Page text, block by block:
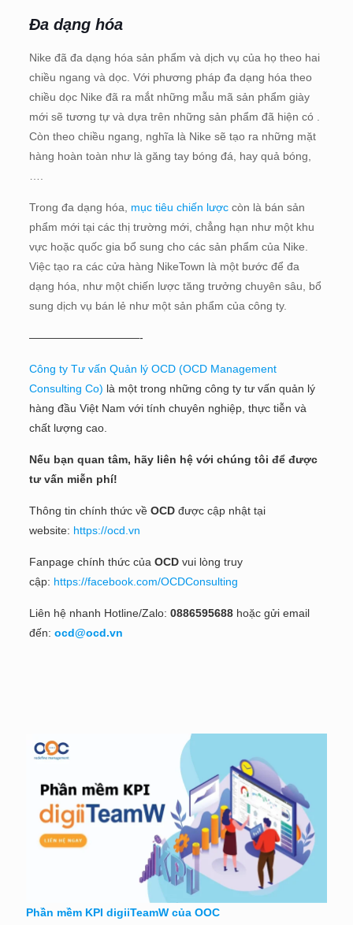
Đa dạng hóa
Nike đã đa dạng hóa sản phẩm và dịch vụ của họ theo hai
chiều ngang và dọc. Với phương pháp đa dạng hóa theo
chiều dọc Nike đã ra mắt những mẫu mã sản phẩm giày
mới sẽ tương tự và dựa trên những sản phẩm đã hiện có .
Còn theo chiều ngang, nghĩa là Nike sẽ tạo ra những mặt
hàng hoàn toàn như là găng tay bóng đá, hay quả bóng,
Trong đa dạng hóa, mục tiêu chiến lượccòn là bán sản
phẩm mới tại các thị trường mới, chẳng hạn như một khu
vực hoặc quốc gia bổ sung cho các sản phẩm của Nike.
Việc tạo ra các cửa hàng NikeTown là một bước để đa
dạng hóa, như một chiến lược tăng trưởng chuyên sâu, bổ
sung dịch vụ bán lẻ như một sản phẩm của công ty.
——————————-
Công ty Tư vấn Quản lý OCD (OCD Management
Consulting Co) là một trong những công ty tư vấn quản lý
hàng đầu Việt Nam với tính chuyên nghiệp, thực tiễn và
chất lượng cao.
Nếu bạn quan tâm, hãy liên hệ với chúng tôi để được
tư vấn miễn phí!
Thông tin chính thức về OCD được cập nhật tại
website: https://ocd.vn
Fanpage chính thức của OCD vui lòng truy
cập: https://facebook.com/OCDConsulting
Liên hệ nhanh Hotline/Zalo: 0886595688 hoặc gửi email
đến: ocd@ocd.vn
Phần mềm KPI digiiTeamW của OOC